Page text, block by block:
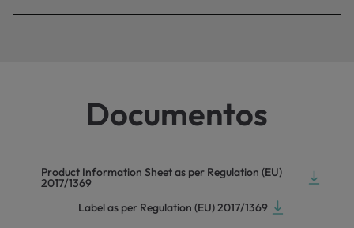
Documentos
Product Information Sheet as per Regulation (EU)
2017/1369
Label as per Regulation (EU) 2017/1369